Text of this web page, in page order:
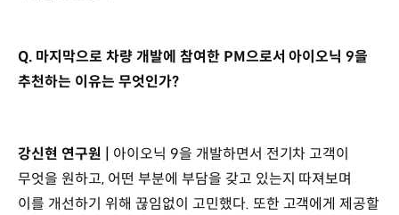
Q. 마지막으로 차량 개발에 참여한 PM으로서 아이오닉 9을
추천하는 이유는 무엇인가?
강신현 연구원 |
아이오닉 9을 개발하면서 전기차 고객이
무엇을 원하고, 어떤 부분에 부담을 갖고 있는지 따져보며
이를 개선하기 위해 끊임없이 고민했다. 또한 고객에게 제공할